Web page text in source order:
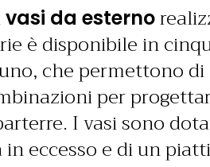
vasi da esterno
è disponibile in
che permettono di
per
I vasi sono
in eccesso e di un